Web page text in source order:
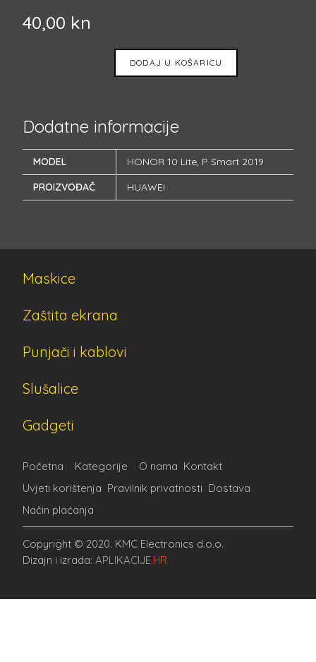
40,00 kn
DODAJ U KOŠARICU
Dodatne informacije
MODEL HONOR 10 Lite, P Smart 2019
PROIZVOĐAČ
HUAWEI
Maskice
Zaštita ekrana
Punjači i kablovi
Slušalice
Gadgeti
Početna Kategorije O nama Kontakt
Uvjeti korištenja Pravilnik privatnosti Dostava
Način plaćanja
Copyright © 2020. KMC Electronics d.o.o.
Dizajn i izrada: APLIKACIJE.HR